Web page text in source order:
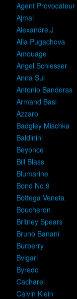
Agent Provocateur
Ajmal
Alexandre.J
Alla Pugachova
Amouage
Angel Schlesser
Anna Sui
Antonio Banderas
Armand Basi
Azzaro
Badgley Mischka
Baldinini
Beyonce
Bill Blass
Blumarine
Bond No.9
Bottega Veneta
Boucheron
Britney Spears
Bruno Banani
Burberry
Bvlgari
Byredo
Cacharel
Calvin Klein